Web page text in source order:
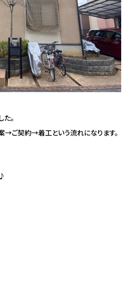
。
→ご契約→着工という流れになります。